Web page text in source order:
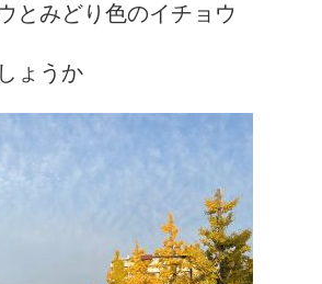
とみどり色のイチョウ
ょうか